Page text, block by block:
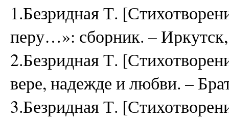
1.Безридная Т.
перу…»: сборник. –
2.Безридная Т.
вере, надежде и любви. –
3.Безридная Т.